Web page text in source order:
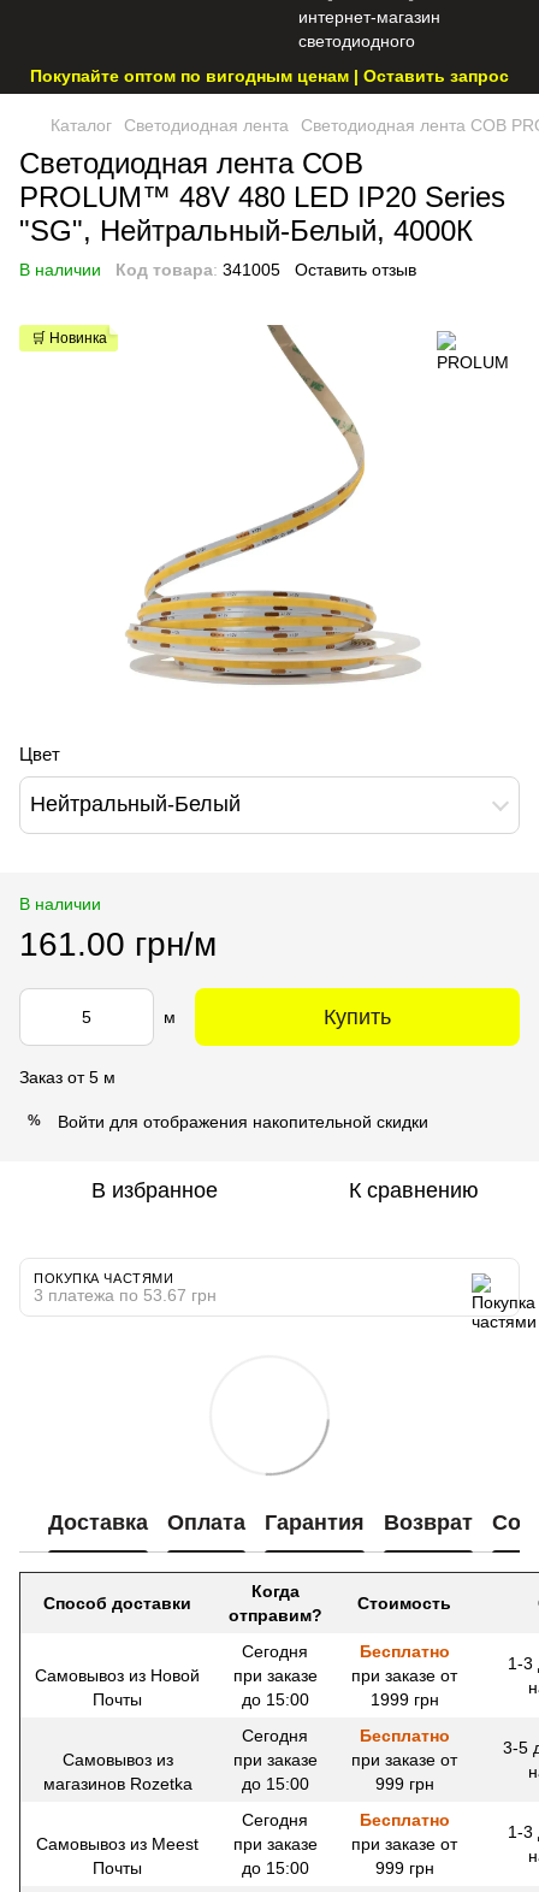
Покупайте оптом по вигодным ценам | Оставить запрос
Каталог Светодиодная лента Светодиодная лента СОВ
Светодиодная лента СОВ
PROLUM™ 48V 480 LED IP20 Series
"SG", Нейтральный-Белый, 4000К
В наличии Код товара: 341005 Оставить отзыв
🛒 Новинка
Цвет
Нейтральный-Белый
В наличии
161.00 грн/м
м Купить
Заказ от 5 м
% Войти для отображения накопительной скидки
В избранное К сравнению
ПОКУПКА ЧАСТЯМИ
3 платежа по 53.67 грн
Доставка Оплата Гарантия Возврат
Способ доставки
Когда
отправим?
Стоимость
Самовывоз из Новой
Почты
Сегодня
при заказе
до 15:00
Бесплатно
при заказе от
1999 грн
1-3
Самовывоз из
магазинов Rozetka
Сегодня
при заказе
до 15:00
Бесплатно
при заказе от
999 грн
3-5
Самовывоз из Meest
Почты
Сегодня
при заказе
до 15:00
Бесплатно
при заказе от
999 грн
1-3